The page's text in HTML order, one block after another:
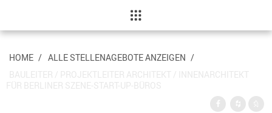
HOME / ALLE STELLENAGEBOTE ANZEIGEN /